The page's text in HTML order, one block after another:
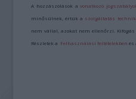
A hozzászólások avonatkozó
minősülnek, értük a szolgáltatás
nem vállal, azokat nem ellenőrzi.
Részletek a Felhasználási feltételekben és